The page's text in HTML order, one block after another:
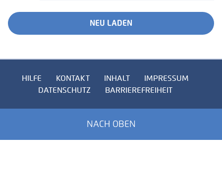
NEU LADEN
HILFE KONTAKT INHALT
IMPRESSUM
DATENSCHUTZ
BARRIEREFREIHEIT
NACH OBEN